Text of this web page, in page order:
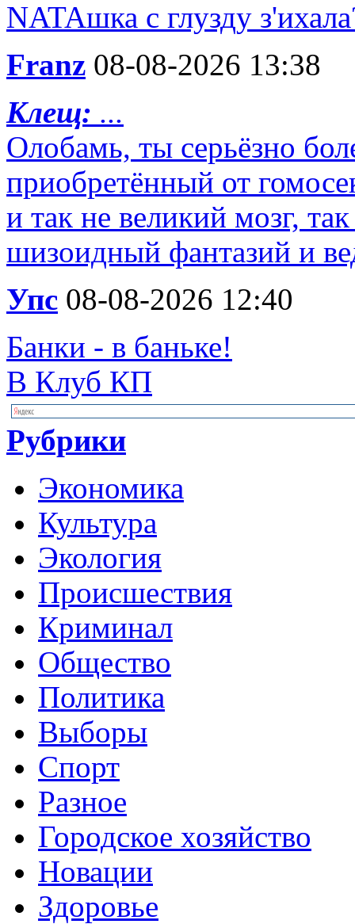
NATAшка с глузду
Franz 08-08-2026 13:38
Клещ: ...
Олобамь, ты серьёзно
приобретённый от
и так не великий мозг,
шизоидный фантазий и
Упс 08-08-2026 12:40
Банки - в баньке!
В Клуб КП
Рубрики
Экономика
Культура
Экология
Происшествия
Криминал
Общество
Политика
Выборы
Спорт
Разное
Городское хозяйство
Новации
Здоровье